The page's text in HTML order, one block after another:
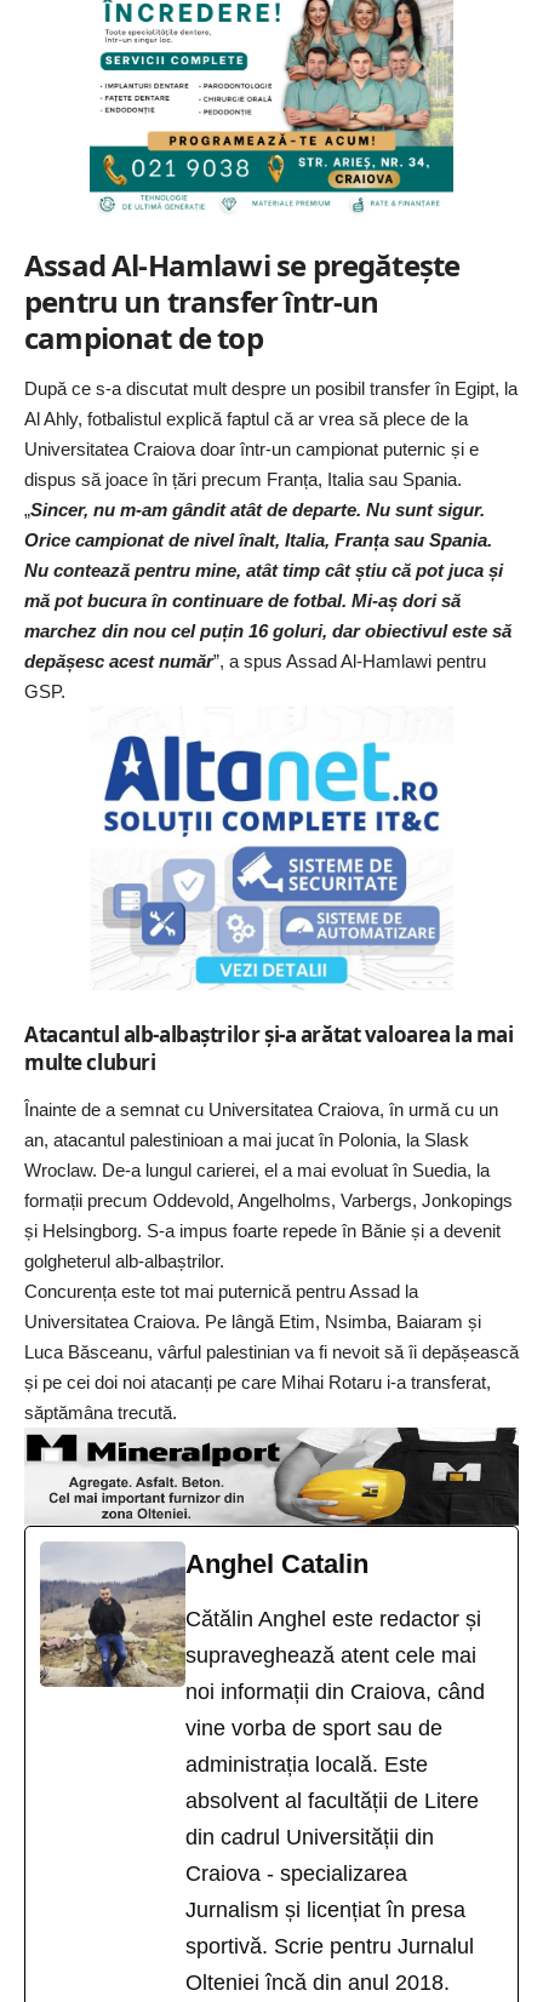
Assad Al-Hamlawi se pregătește
pentru un transfer într-un
campionat de top
După ce s-a discutat mult despre un posibil transfer în Egipt, la
Al Ahly, fotbalistul explică faptul că ar vrea să plece de la
Universitatea Craiova doar într-un campionat puternic și e
dispus să joace în țări precum Franța, Italia sau Spania.
„Sincer, nu m-am gândit atât de departe. Nu sunt sigur.
Orice campionat de nivel înalt, Italia, Franța sau Spania.
Nu contează pentru mine, atât timp cât știu că pot juca și
mă pot bucura în continuare de fotbal. Mi-aș dori să
marchez din nou cel puțin 16 goluri, dar obiectivul este să
depășesc acest număr”, a spus Assad Al-Hamlawi pentru
GSP.
Atacantul alb-albaștrilor și-a arătat valoarea la mai
multe cluburi
Înainte de a semnat cu Universitatea Craiova, în urmă cu un
an, atacantul palestinioan a mai jucat în Polonia, la Slask
Wroclaw. De-a lungul carierei, el a mai evoluat în Suedia, la
formații precum Oddevold, Angelholms, Varbergs, Jonkopings
și Helsingborg. S-a impus foarte repede în Bănie și a devenit
golgheterul alb-albaștrilor.
Concurența este tot mai puternică pentru Assad la
Universitatea Craiova. Pe lângă Etim, Nsimba, Baiaram și
Luca Băsceanu, vârful palestinian va fi nevoit să îi depășească
și pe cei doi noi atacanți pe care Mihai Rotaru i-a transferat,
săptămâna trecută.
Anghel Catalin
Cătălin Anghel este redactor și
supraveghează atent cele mai
noi informații din Craiova, când
vine vorba de sport sau de
administrația locală. Este
absolvent al facultății de Litere
din cadrul Universității din
Craiova - specializarea
Jurnalism și licențiat în presa
sportivă. Scrie pentru Jurnalul
Olteniei încă din anul 2018.